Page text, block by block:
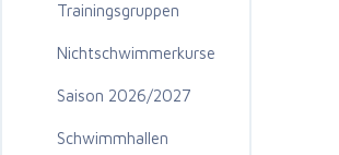
Trainingsgruppen
Nichtschwimmerkurse
Saison 2026/2027
Schwimmhallen